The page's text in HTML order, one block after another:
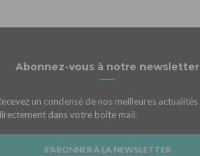
Abonnez-vous à notre newsletter
un condensé de nos meilleures actualités
dans votre boîte mail.
S'ABONNER À LA NEWSLETTER